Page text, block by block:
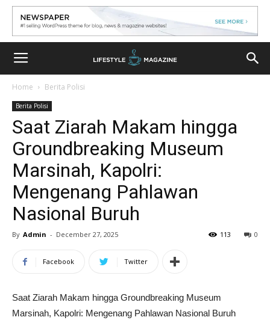
Home Berita Polisi
Berita Polisi
Saat Ziarah Makam hingga
Groundbreaking Museum
Marsinah, Kapolri:
Mengenang Pahlawan
Nasional Buruh
By Admin - December 27, 2025 0
113
Facebook Twitter
Saat Ziarah Makam hingga Groundbreaking Museum
Marsinah, Kapolri: Mengenang Pahlawan Nasional Buruh